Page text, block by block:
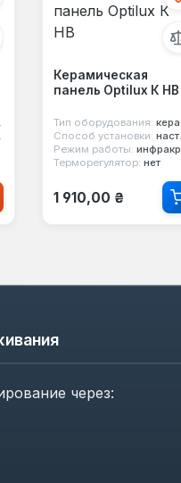
м²
Керамическая
панель Optilux К НВ
Тип оборудования: керамический обогреватель
Способ установки: настенный
Режим работы: инфракрасный
Терморегулятор: нет
Обычная цена:
1 910,00 ₴
через: